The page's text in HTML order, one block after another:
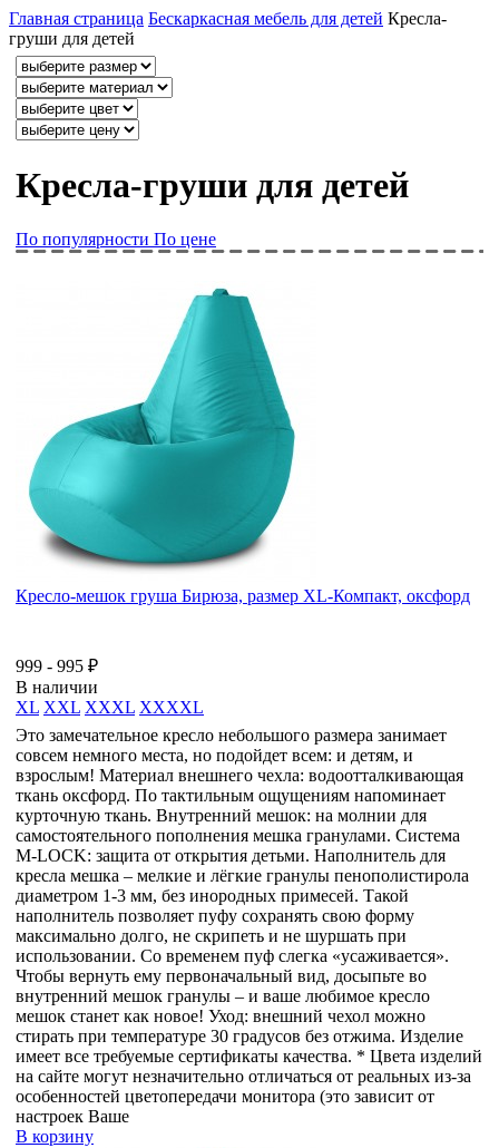
Главная страница Бескаркасная мебель для детей Кресла-
груши для детей
Кресла-груши для детей
По популярности По цене
Кресло-мешок груша Бирюза, размер XL-Компакт, оксфорд
999 - 995 ₽
В наличии
XL XXL XXXL XXXXL
Это замечательное кресло небольшого размера занимает
совсем немного места, но подойдет всем: и детям, и
взрослым! Материал внешнего чехла: водоотталкивающая
ткань оксфорд. По тактильным ощущениям напоминает
курточную ткань. Внутренний мешок: на молнии для
самостоятельного пополнения мешка гранулами. Система
M-LOCK: защита от открытия детьми. Наполнитель для
кресла мешка – мелкие и лёгкие гранулы пенополистирола
диаметром 1-3 мм, без инородных примесей. Такой
наполнитель позволяет пуфу сохранять свою форму
максимально долго, не скрипеть и не шуршать при
использовании. Со временем пуф слегка «усаживается».
Чтобы вернуть ему первоначальный вид, досыпьте во
внутренний мешок гранулы – и ваше любимое кресло
мешок станет как новое! Уход: внешний чехол можно
стирать при температуре 30 градусов без отжима. Изделие
имеет все требуемые сертификаты качества. * Цвета изделий
на сайте могут незначительно отличаться от реальных из-за
особенностей цветопередачи монитора (это зависит от
настроек Ваше
В корзину